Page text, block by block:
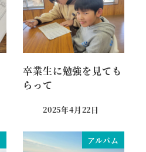
卒業生に勉強を見ても
らって
投稿日
2025年4月22日
アルバム